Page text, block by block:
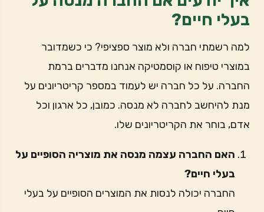
בעלי חיים?
למה רשמתי חברה ולא מוצר ספציפי? כי כשמדובר
במוצרי טיפוח או קוסמטיקה אנחנו מדברים ברמת
החברה. על כל חברה יש לעמוד במספר קריטריונים על
מנת להיחשב לחברה לא מנסה. כמובן, כל ארגון וכל
אדם, בוחר את הקריטריונים שלו.
האם החברה עצמה מנסה את מוצריה הסופיים על
בעלי חיים?
החברה יכולה לנסות את המוצרים הסופיים על בעלי